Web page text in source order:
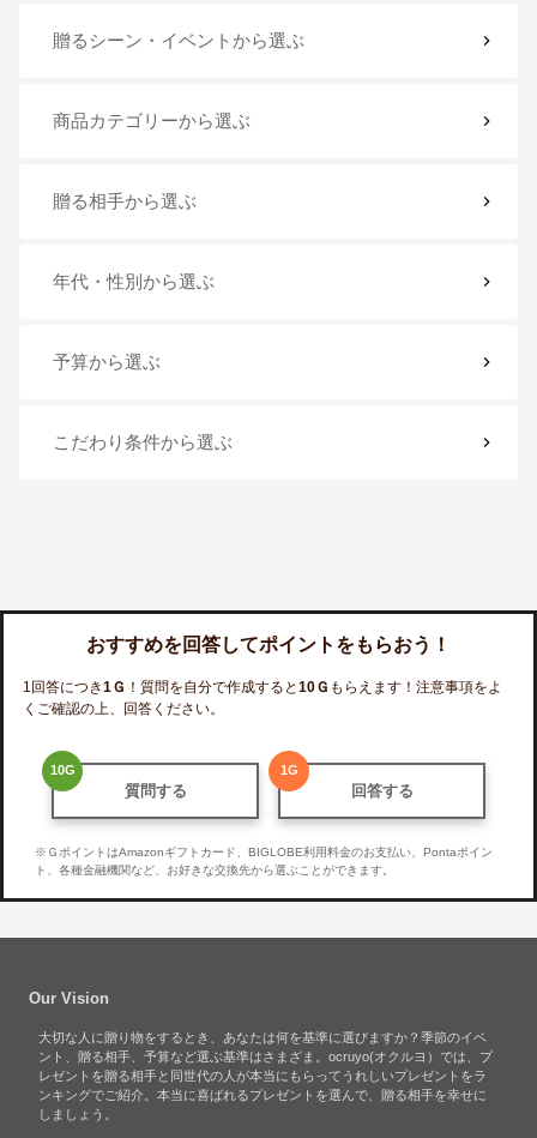
贈るシーン・イベント から選ぶ
商品カテゴリーから選ぶ
贈る相手から選ぶ
年代・性別 から選ぶ
予算から選ぶ
こだわり条件から選ぶ
おすすめを回答してポイントをもらおう！
1回答につき1 Ｇ ！質問を自分で作成すると10Ｇ もらえます！注意事項をよ
くご確認の上、回答ください。
10G
質問する
1 G
回答する
※ＧポイントはAmazonギフトカード、BIGLOBE利用料金のお支払い、Pontaポイン
ト、各種金融機関など、お好きな交換先から選ぶことができます。
Our Vision
大切な人に贈り物をするとき、あなたは何を基準に選びますか？季節のイベ
ント、贈る相手、予算など選ぶ基準はさまざま。ocruyo(オクルヨ）では、プ
レゼントを贈る相手と同世代の人が本当にもらってうれしいプレゼントをラ
ンキングでご紹介。本当に喜ばれるプレゼントを選んで、贈る相手を幸せに
しましょう。